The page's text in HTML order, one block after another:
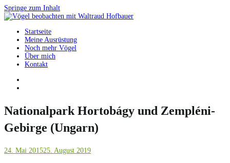
Springe zum Inhalt
Vögel beobachten mit Waltraud Hofbauer
Startseite
Meine Ausrüstung
Noch mehr Vögel
Über mich
Kontakt
Nationalpark Hortobágy und Zempléni-
Gebirge (Ungarn)
24. Mai 201525. August 2019